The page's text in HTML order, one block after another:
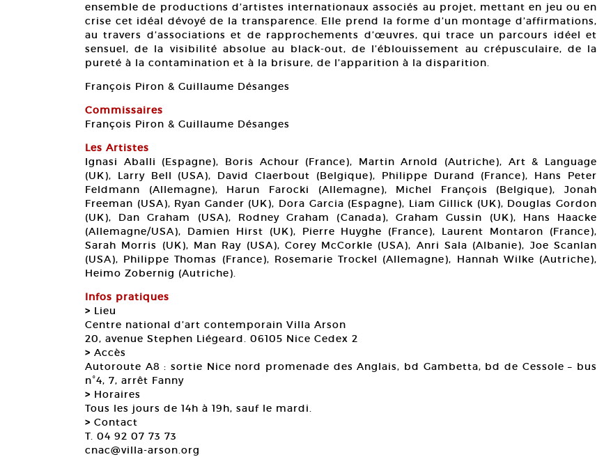
ensemble de productions d’artistes internationaux associés au projet, mettant en jeu ou en
crise cet idéal dévoyé de la transparence. Elle prend la forme d’un montage d’affirmations,
au travers d’associations et de rapprochements d’œuvres, qui trace un parcours idéel et
sensuel, de la visibilité absolue au black-out, de l’éblouissement au crépusculaire, de la
pureté à la contamination et à la brisure, de l’apparition à la disparition.
François Piron & Guillaume Désanges
Commissaires
François Piron & Guillaume Désanges
Les Artistes
Ignasi Aballi (Espagne), Boris Achour (France), Martin Arnold (Autriche), Art & Language
(UK), Larry Bell (USA), David Claerbout (Belgique), Philippe Durand (France), Hans Peter
Feldmann (Allemagne), Harun Farocki (Allemagne), Michel François (Belgique), Jonah
Freeman (USA), Ryan Gander (UK), Dora Garcia (Espagne), Liam Gillick (UK), Douglas Gordon
(UK), Dan Graham (USA), Rodney Graham (Canada), Graham Gussin (UK), Hans Haacke
(Allemagne/USA), Damien Hirst (UK), Pierre Huyghe (France), Laurent Montaron (France),
Sarah Morris (UK), Man Ray (USA), Corey McCorkle (USA), Anri Sala (Albanie), Joe Scanlan
(USA), Philippe Thomas (France), Rosemarie Trockel (Allemagne), Hannah Wilke (Autriche),
Heimo Zobernig (Autriche).
Infos pratiques
> Lieu
Centre national d’art contemporain Villa Arson
20, avenue Stephen Liégeard. 06105 Nice Cedex 2
> Accès
Autoroute A8 : sortie Nice nord promenade des Anglais, bd Gambetta, bd de Cessole – bus
n°4, 7, arrêt Fanny
> Horaires
Tous les jours de 14h à 19h, sauf le mardi.
> Contact
T. 04 92 07 73 73
cnac@villa-arson.org